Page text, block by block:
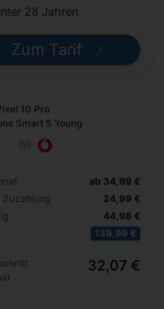
28 Jahren
Zum Tarif
10 Pro
Smart S Young
Zuzahlung
ab 34,99 €
24,99 €
44,98 €
139,99 €
32,07 €